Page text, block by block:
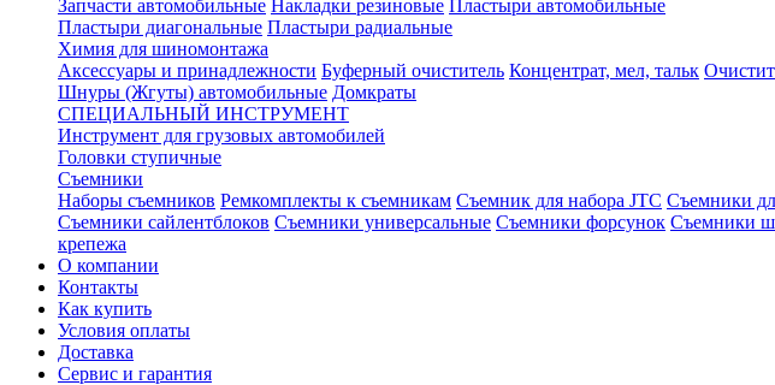
Запчасти автомобильные Накладки резиновые Пластыри автомобильные
Пластыри диагональные Пластыри радиальные
Химия для шиномонтажа
Аксессуары и принадлежности Буферный очиститель Концентрат, мел, тальк
Шнуры (Жгуты) автомобильные Домкраты
СПЕЦИАЛЬНЫЙ ИНСТРУМЕНТ
Инструмент для грузовых автомобилей
Головки ступичные
Съемники
Наборы съемников Ремкомплекты к съемникам Съемник для набора JTC Съемники
Съемники сайлентблоков Съемники универсальные Съемники форсунок Съемники
крепежа
О компании
Контакты
Как купить
Условия оплаты
Доставка
Сервис и гарантия